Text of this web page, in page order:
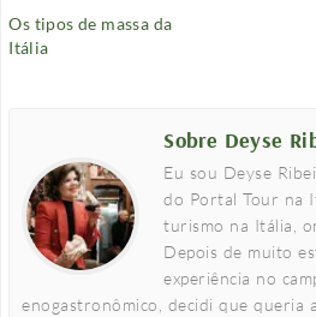
Os tipos de massa da
Itália
Sobre Deyse
Eu sou Deyse
do Portal Tour na
turismo na Itália,
Depois de muito
experiência no
enogastronômico, decidi que queria